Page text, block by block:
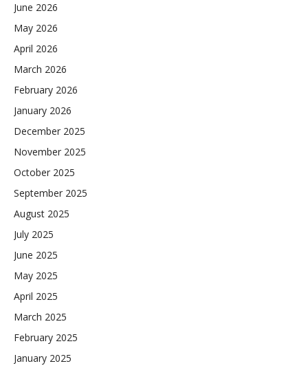
June 2026
May 2026
April 2026
March 2026
February 2026
January 2026
December 2025
November 2025
October 2025
September 2025
August 2025
July 2025
June 2025
May 2025
April 2025
March 2025
February 2025
January 2025